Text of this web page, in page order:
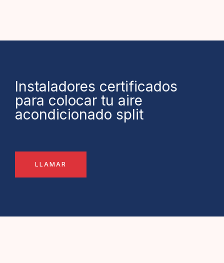
Instaladores certificados
para colocar tu aire
acondicionado split
LLAMAR